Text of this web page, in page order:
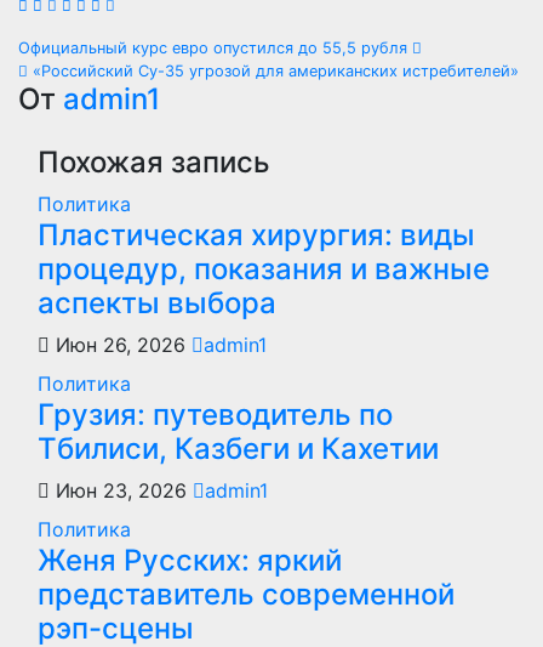
Навигация
по
записям
Официальный курс евро опустился до 55,5 рубля
«Российский Су-35 угрозой для американских истребителей»
От admin1
Похожая запись
Политика
Пластическая хирургия: виды
процедур, показания и важные
аспекты выбора
Июн 26, 2026
admin1
Политика
Грузия: путеводитель по
Тбилиси, Казбеги и Кахетии
Июн 23, 2026
admin1
Политика
Женя Русских: яркий
представитель современной
рэп-сцены